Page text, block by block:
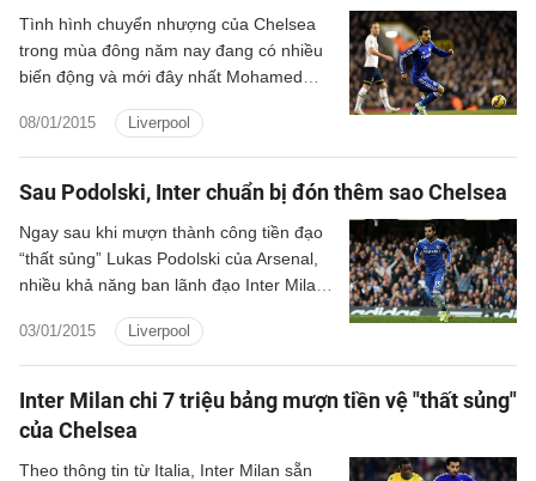
08/01/2015 Liverpool
Tình hình chuyển nhượng của Chelsea
trong mùa đông năm nay đang có nhiều
biến động và mới đây nhất Mohamed
Sau Podolski, Inter chuẩn bị đón thêm sao Chelsea
03/01/2015 Liverpool
Ngay sau khi mượn thành công tiền đạo
“thất sủng” Lukas Podolski của Arsenal,
nhiều khả năng ban lãnh đạo Inter Milan
vụ khác mang tên Mohamed Salah, ngôi
sao hiện đang khoác áo Chelsea.
Inter Milan chi 7 triệu bảng mượn tiền vệ "thất sủng"
của Chelsea
Theo thông tin từ Italia, Inter Milan sẵn